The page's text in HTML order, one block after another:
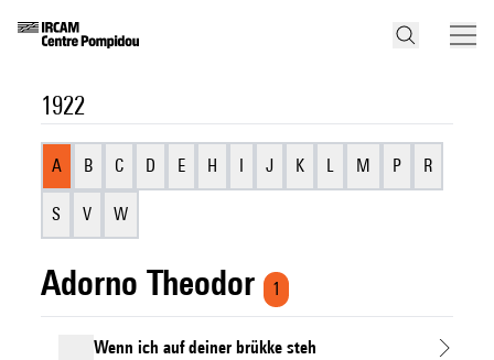
1922
A B C D E H I J K L M P R
S V W
Adorno Theodor 1
Wenn ich auf deiner brükke steh